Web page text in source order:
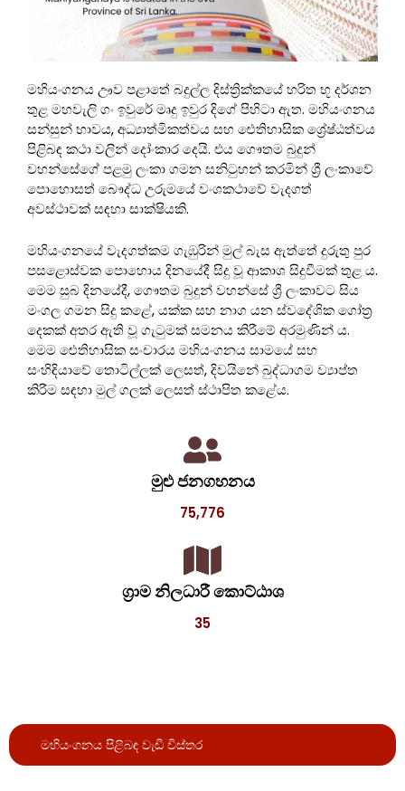
මහියංගනය ඌව පළාතේ බදුල්ල දිස්ත්‍රික්කයේ හරිත භූ දර්ශන
තුළ මහවැලි ගං ඉවුරේ මෘදු ඉවුර දිගේ පිහිටා ඇත. මහියංගනය
සන්සුන් භාවය, අධ්‍යාත්මිකත්වය සහ ඓතිහාසික ශ්‍රේෂ්ඨත්වය
පිළිබඳ කථා වලින් දෝංකාර දෙයි. එය ගෞතම බුදුන්
වහන්සේගේ පළමු ලංකා ගමන සනිටුහන් කරමින් ශ්‍රී ලංකාවේ
පොහොසත් බෞද්ධ උරුමයේ වංශකථාවේ වැදගත්
අවස්ථාවක් සඳහා සාක්ෂියකි.
මහියංගනයේ වැදගත්කම ගැඹුරින් මුල් බැස ඇත්තේ දුරුතු පුර
පසළොස්වක පොහොය දිනයේදී සිදු වූ ආකාශ සිදුවීමක් තුළ ය.
මෙම සුබ දිනයේදී, ගෞතම බුදුන් වහන්සේ ශ්‍රී ලංකාවට සිය
මංගල ගමන සිදු කළේ, යක්ක සහ නාග යන ස්වදේශික ගෝත්‍ර
දෙකක් අතර ඇති වූ ගැටුමක් සමනය කිරීමේ අරමුණින් ය.
මෙම ඓතිහාසික සංචාරය මහියංගනය සාමයේ සහ
සංහිඳියාවේ තොටිල්ලක් ලෙසත්, දිවයිනේ බුද්ධාගම ව්‍යාප්ත
කිරීම සඳහා මුල් ගලක් ලෙසත් ස්ථාපිත කළේය.
මුළු ජනගහනය
75,776
ග්‍රාම නිලධාරී කොට්ඨාශ
35
මහියංගනය පිළිබඳ වැඩි විස්තර